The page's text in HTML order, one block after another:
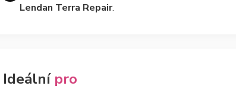
Lendan Terra Repair.
Ideální pro